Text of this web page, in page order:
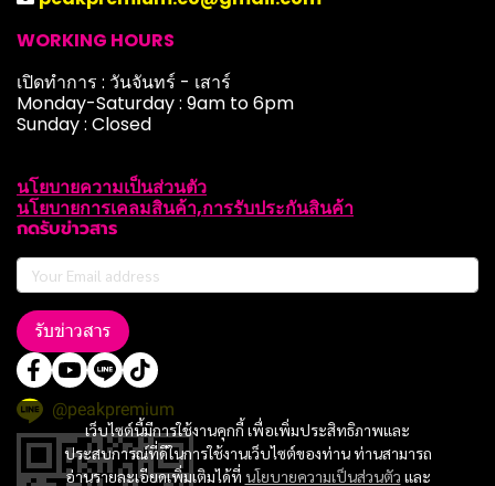
เว็บไซต์นี้มีการใช้งานคุกกี้ เพื่อเพิ่มประสิทธิภาพและ
ประสบการณ์ที่ดีในการใช้งานเว็บไซต์ของท่าน ท่านสามารถ
อ่านรายละเอียดเพิ่มเติมได้ที่ นโยบายความเป็นส่วนตัว และ
WORKING HOURS
เปิดทำการ : วันจันทร์ - เสาร์
Monday-Saturday : 9am to 6pm
Sunday : Closed
นโยบายความเป็นส่วนตัว
นโยบายการเคลมสินค้า,การรับประกันสินค้า
กดรับข่าวสาร
รับข่าวสาร
@peakpremium